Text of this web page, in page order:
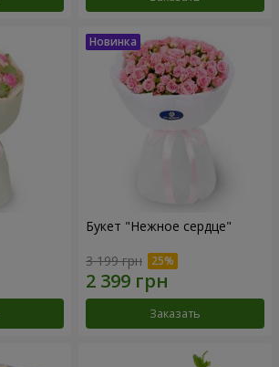
Букет "Нежное сердце"
3 199 грн
Заказать